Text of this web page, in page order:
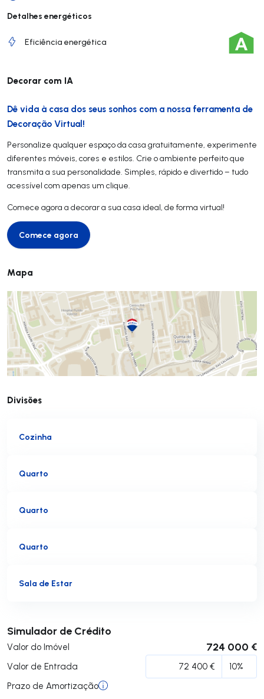
Detalhes energéticos
Eficiência energética
Decorar com IA
Dê vida à casa dos seus sonhos com a nossa ferramenta de
Decoração Virtual!
Personalize qualquer espaço da casa gratuitamente, experimente
diferentes móveis, cores e estilos. Crie o ambiente perfeito que
transmita a sua personalidade. Simples, rápido e divertido – tudo
acessível com apenas um clique.
Comece agora a decorar a sua casa ideal, de forma virtual!
Comece agora
Comece agora
Mapa
Divisões
Cozinha
Quarto
Quarto
Quarto
Sala de Estar
Simulador de Crédito
Valor do Imóvel 724 000 €
Valor de Entrada
Prazo de Amortização
Submeter